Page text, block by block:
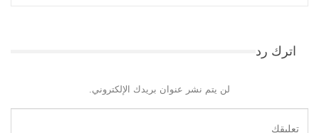
اترك رد
لن يتم نشر عنوان بريدك الإلكتروني.